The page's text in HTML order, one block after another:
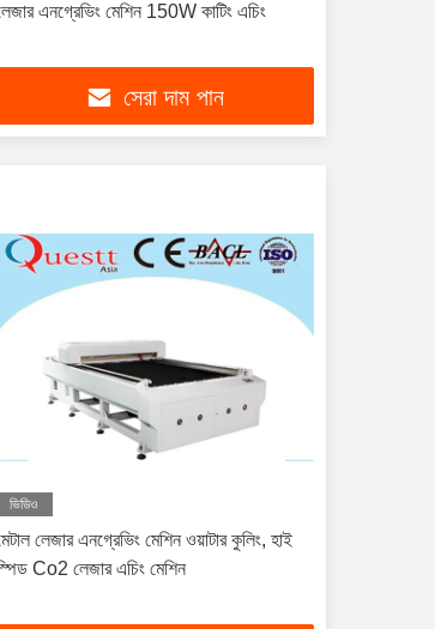
এনগ্রেভিং মেশিন 150W কাটিং এচিং
সেরা দাম পান
ভিডিও
লেজার এনগ্রেভিং মেশিন ওয়াটার কুলিং, হাই
Co2 লেজার এচিং মেশিন